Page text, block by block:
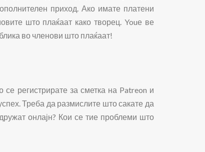
приход. Ако имате платени
што плаќаат како творец. Youе ве
во членови што плаќаат!
регистрирате за сметка на Patreon и
Треба да размислите што сакате да
онлајн? Кои се тие проблеми што